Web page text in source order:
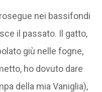
nei bassifondi
il passato. Il gatto,
giù nelle fogne,
ho dovuto dare
della mia Vaniglia),